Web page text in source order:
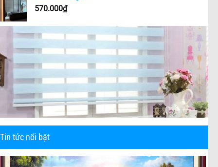
570.000₫
Tin tức nổi bật